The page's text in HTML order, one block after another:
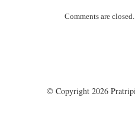
Comments are closed.
© Copyright 2026